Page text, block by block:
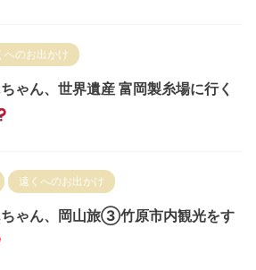
へのお出かけ
ゃん、世界遺産 富岡製糸場に行く
遠くへのお出かけ
ゃん、岡山旅③竹原市内観光をす